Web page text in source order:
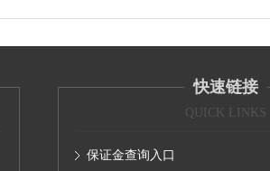
快速链接
QUICK LINKS
保证金查询入口